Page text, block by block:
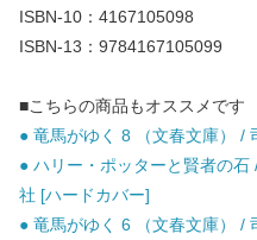
ISBN-10：4167105098
ISBN-13：9784167105099
■こちらの商品もオススメです
● 竜馬がゆく 8 （文春文庫） /
● ハリー・ポッターと賢者の
社 [ハードカバー]
● 竜馬がゆく 6 （文春文庫） /